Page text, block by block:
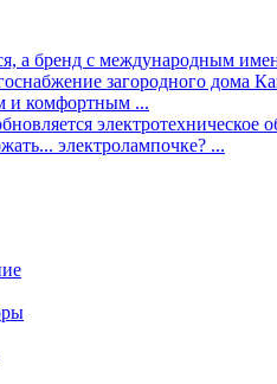
а бренд с международным
загородного дома
и комфортным ...
электротехническое
электролампочке? ...